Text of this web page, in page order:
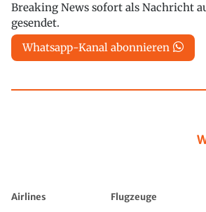
Breaking News sofort als Nachricht
gesendet.
Whatsapp-Kanal abonnieren
Airlines Flugzeuge